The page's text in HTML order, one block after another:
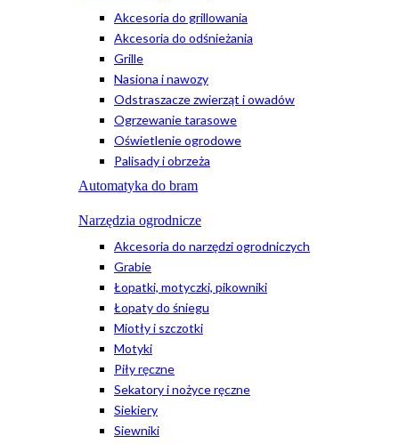
Akcesoria do grillowania
Akcesoria do odśnieżania
Grille
Nasiona i nawozy
Odstraszacze zwierząt i owadów
Ogrzewanie tarasowe
Oświetlenie ogrodowe
Palisady i obrzeża
Automatyka do bram
Narzędzia ogrodnicze
Akcesoria do narzędzi ogrodniczych
Grabie
Łopatki, motyczki, pikowniki
Łopaty do śniegu
Miotły i szczotki
Motyki
Piły ręczne
Sekatory i nożyce ręczne
Siekiery
Siewniki